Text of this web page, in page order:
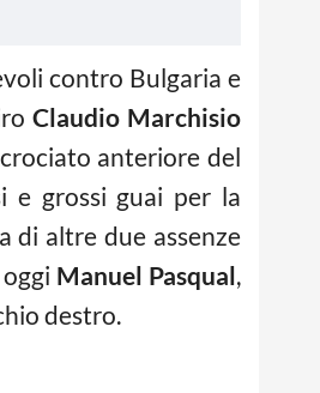
contro Bulgaria e
Claudio Marchisio
anteriore del
e grossi guai per la
di altre due assenze
Manuel Pasqual,
destro.